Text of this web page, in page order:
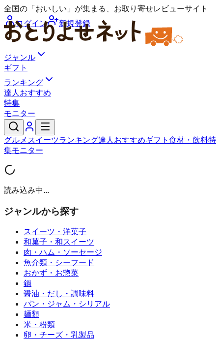
全国の「おいしい」が集まる、お取り寄せレビューサイト
ログイン
新規登録
ジャンル
ギフト
ランキング
達人おすすめ
特集
モニター
グルメ スイーツランキング達人おすすめギフト 食材・飲料特
集モニター
読み込み中...
ジャンルから探す
スイーツ・洋菓子
和菓子・和スイーツ
肉・ハム・ソーセージ
魚介類・シーフード
おかず・お惣菜
鍋
醤油・だし・調味料
パン・ジャム・シリアル
麺類
米・粉類
卵・チーズ・乳製品